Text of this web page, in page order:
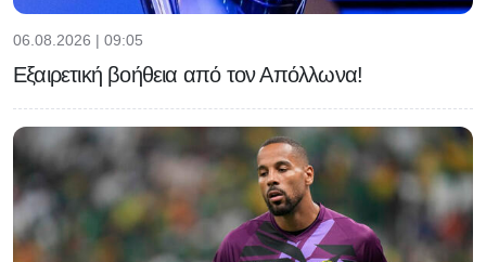
06.08.2026 | 09:05
Εξαιρετική βοήθεια από τον Απόλλωνα!